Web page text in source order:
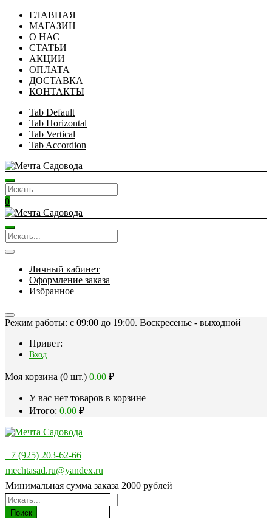
ГЛАВНАЯ
МАГАЗИН
О НАС
СТАТЬИ
АКЦИИ
ОПЛАТА
ДОСТАВКА
КОНТАКТЫ
Tab Default
Tab Horizontal
Tab Vertical
Tab Accordion
0
Личный кабинет
Оформление заказа
Избранное
Режим работы: c 09:00 до 19:00. Воскресенье - выходной
Привет:
Вход
Моя корзина (0 шт.) 0.00 ₽
У вас нет товаров в корзине
Итого: 0.00 ₽
+7 (925) 203-62-66
mechtasad.ru@yandex.ru
Минимальная сумма заказа 2000 рублей
Поиск